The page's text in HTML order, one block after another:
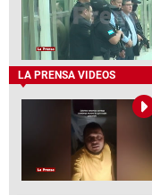
LA PRENSA VIDEOS